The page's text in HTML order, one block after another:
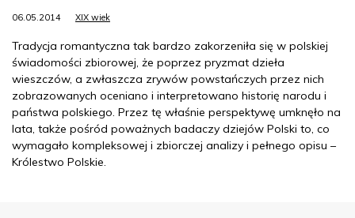
06.05.2014 XIX wiek
Tradycja romantyczna tak bardzo zakorzeniła się w polskiej
świadomości zbiorowej, że poprzez pryzmat dzieła
wieszczów, a zwłaszcza zrywów powstańczych przez nich
zobrazowanych oceniano i interpretowano historię narodu i
państwa polskiego. Przez tę właśnie perspektywę umknęło na
lata, także pośród poważnych badaczy dziejów Polski to, co
wymagało kompleksowej i zbiorczej analizy i pełnego opisu –
Królestwo Polskie.